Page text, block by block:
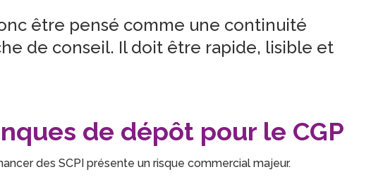
être pensé comme une continuité
de conseil. Il doit être rapide, lisible et
de dépôt pour le CGP
des SCPI présente un risque commercial majeur.